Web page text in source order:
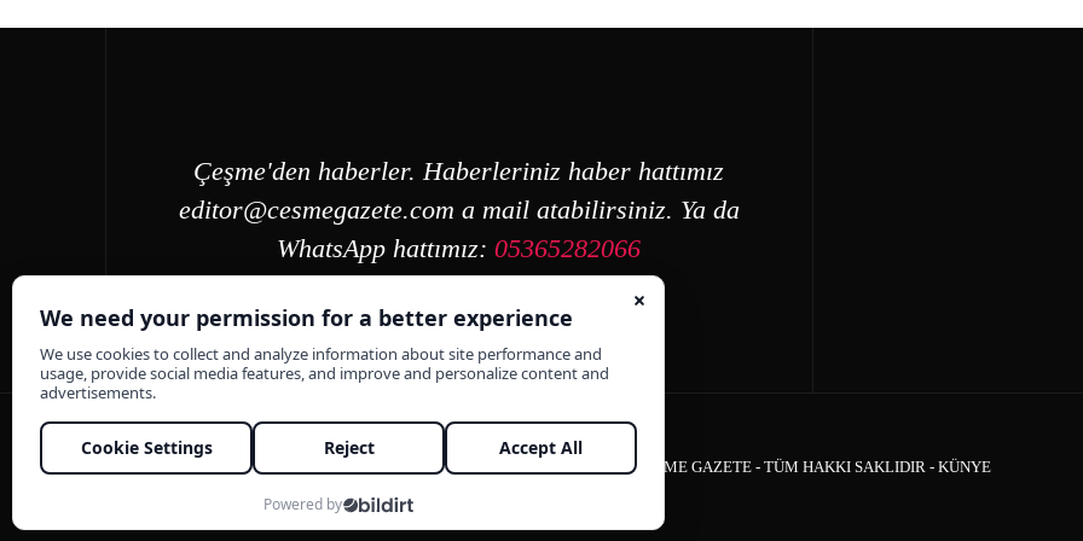
Çeşme'den haberler. Haberleriniz haber hattımız
editor@cesmegazete.com a mail atabilirsiniz. Ya da
WhatsApp hattımız:05365282066
ÇEŞME GAZETE - TÜM HAKKI SAKLIDIR - KÜNYE